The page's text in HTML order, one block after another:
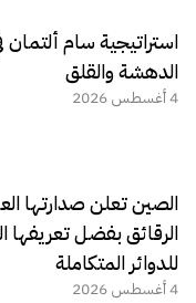
استراتيجية سام ألتمان
الدهشة والقلق
4 أغسطس 2026
الصين تعلن صدارتها
الرقائق بفضل تعريفها
للدوائر المتكاملة
4 أغسطس 2026